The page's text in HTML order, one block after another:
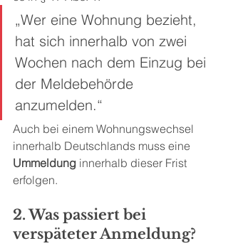
„Wer eine Wohnung bezieht,
hat sich innerhalb von zwei
Wochen nach dem Einzug bei
der Meldebehörde
anzumelden.“
Auch bei einem Wohnungswechsel
innerhalb Deutschlands muss eine
Ummeldung innerhalb dieser Frist
erfolgen.
2. Was passiert bei
verspäteter Anmeldung?